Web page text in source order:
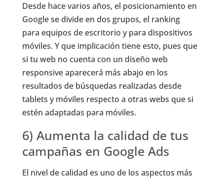
Desde hace varios años, el posicionamiento en
Google se divide en dos grupos, el ranking
para equipos de escritorio y para dispositivos
móviles. Y que implicación tiene esto, pues que
si tu web no cuenta con un diseño web
responsive aparecerá más abajo en los
resultados de búsquedas realizadas desde
tablets y móviles respecto a otras webs que si
estén adaptadas para móviles.
6) Aumenta la calidad de tus
campañas en Google Ads
El nivel de calidad es uno de los aspectos más